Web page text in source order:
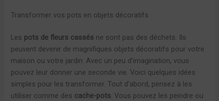
Transformer vos pots en objets décoratifs
Les pots de fleurs cassés ne sont pas des déchets. Ils
peuvent devenir de magnifiques objets décoratifs pour votre
maison ou votre jardin. Avec un peu d’imagination, vous
pouvez leur donner une seconde vie. Voici quelques idées
simples pour les transformer. Tout d’abord, pensez à les
utiliser comme des cache-pots. Vous pouvez les peindre ou